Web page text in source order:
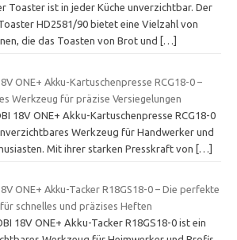
Toaster ist in jeder Küche unverzichtbar. Der
HD2581/90 bietet eine Vielzahl von
die das Toasten von Brot und
[…]
ONE+ Akku-Kartuschenpresse RCG18-0 –
Werkzeug für präzise Versiegelungen
18V ONE+ Akku-Kartuschenpresse RCG18-0
Werkzeug für Handwerker und
Mit ihrer starken Presskraft von […]
ONE+ Akku-Tacker R18GS18-0 – Die perfekte
schnelles und präzises Heften
18V ONE+ Akku-Tacker R18GS18-0 ist ein